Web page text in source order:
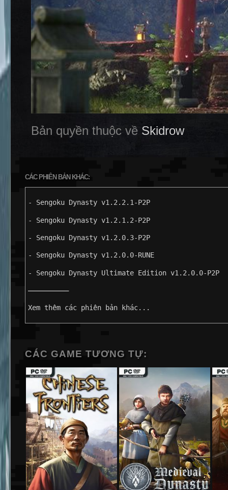
Bản quyền thuộc về Skidrow
CÁC PHIÊN BẢN KHÁC:
- Sengoku Dynasty v1.2.2.1-P2P
- Sengoku Dynasty v1.2.1.2-P2P
- Sengoku Dynasty v1.2.0.3-P2P
- Sengoku Dynasty v1.2.0.0-RUNE
- Sengoku Dynasty Ultimate Edition v1.2.0.0-P2P
——————————
Xem thêm các phiên bản khác...
CÁC GAME TƯƠNG TỰ: